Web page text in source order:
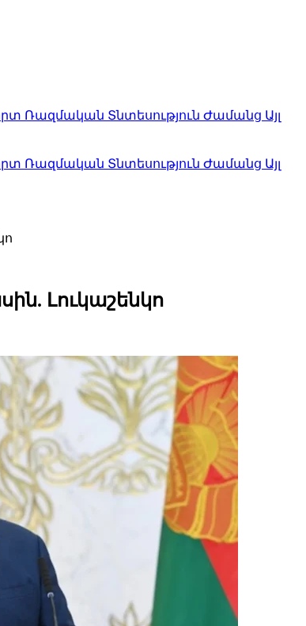
Ռազմական Տնտեսություն Ժամանց Այլ
Ռազմական Տնտեսություն Ժամանց Այլ
Լուկաշենկո